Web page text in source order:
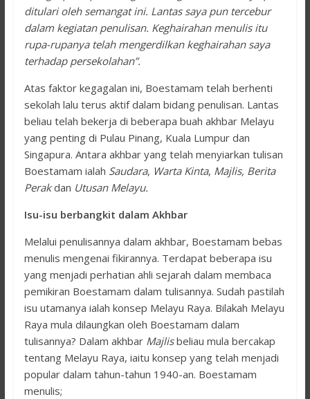
ditulari oleh semangat ini. Lantas saya pun tercebur
dalam kegiatan penulisan. Keghairahan menulis itu
rupa-rupanya telah mengerdilkan keghairahan saya
terhadap persekolahan”.
Atas faktor kegagalan ini, Boestamam telah berhenti
sekolah lalu terus aktif dalam bidang penulisan. Lantas
beliau telah bekerja di beberapa buah akhbar Melayu
yang penting di Pulau Pinang, Kuala Lumpur dan
Singapura. Antara akhbar yang telah menyiarkan tulisan
Boestamam ialah Saudara, Warta Kinta, Majlis, Berita
Perakdan Utusan Melayu.
Isu-isu berbangkit dalam Akhbar
Melalui penulisannya dalam akhbar, Boestamam bebas
menulis mengenai fikirannya. Terdapat beberapa isu
yang menjadi perhatian ahli sejarah dalam membaca
pemikiran Boestamam dalam tulisannya. Sudah pastilah
isu utamanya ialah konsep Melayu Raya. Bilakah Melayu
Raya mula dilaungkan oleh Boestamam dalam
tulisannya? Dalam akhbar Majlisbeliau mula bercakap
tentang Melayu Raya, iaitu konsep yang telah menjadi
popular dalam tahun-tahun 1940-an. Boestamam
menulis;